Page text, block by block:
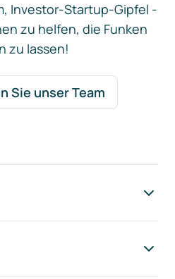
Investor-Startup-Gipfel -
zu helfen, die Funken
zu lassen!
Sie unser Team